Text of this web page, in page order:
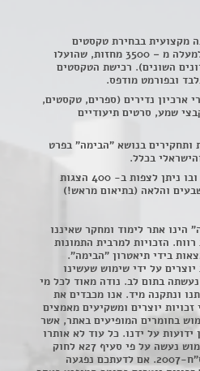
מקצועית בבחירת טקסטים
ומונולוגים (מתוך למעלה מ – 3500 מחזות, שהועלו
השונים). רכישת הטקסטים
ובפורמט מודפס.
ארכיון נדירים (ספרים, טקסטים,
שמע, סרטים תיעודיים
ותחקירים בנושא "הבימה" בפרט
בכלל.
חדר הצפייה מרווח ובו ניתן לצפות ב- 400 הצגות
והלאה (בתיאום מראש!)
הינו אתר לימוד ומחקר שאיננו
הזכויות למרבית התמונות
בידי תיאטרון "הבימה".
יוצרים על ידי שימוש שעשינו
בתום לב. נודה מאוד לכל מי
ונתקנה מיד. אנו מכבדים את
זכויות יוצרים ומשקיעים מאמצים
בחומרים המופיעים באתר, אשר
ידועות על ידנו. כל עוד לא אותרו
בעלי הזכויות, השימוש נעשה על פי סעיף 27א לחוק
זכויות יוצרים תשס"ח-2007. אם לדעתכם נפגעה